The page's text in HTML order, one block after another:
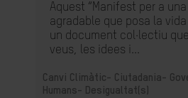
Aquest “Manifest per a
agradable que posa la
un document col·lectiu
veus, les idees i...
Canvi Climàtic-
Ciutadania-
Humans-
Desigualtat(s)